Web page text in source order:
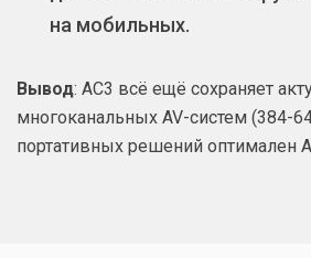
на мобильных.
Вывод: AC3 всё ещё сохраняет
многоканальных AV-систем (384-
портативных решений оптимален